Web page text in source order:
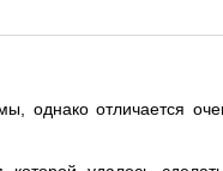
однако отличается